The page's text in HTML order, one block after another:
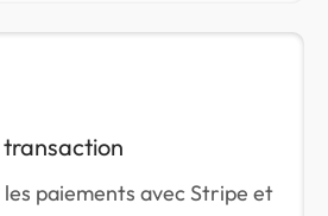
paiements avec Stripe et